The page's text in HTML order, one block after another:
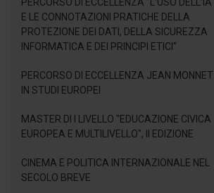
E LE CONNOTAZIONI PRATICHE DELLA
PROTEZIONE DEI DATI, DELLA SICUREZZA
INFORMATICA E DEI PRINCIPI ETICI"
PERCORSO DI ECCELLENZA JEAN MONNET
IN STUDI EUROPEI
MASTER DI I LIVELLO "EDUCAZIONE CIVICA
EUROPEA E MULTILIVELLO", II EDIZIONE
CINEMA E POLITICA INTERNAZIONALE NEL
SECOLO BREVE